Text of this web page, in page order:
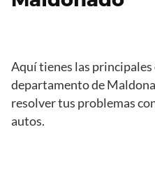
Aquí tienes las principales
departamento de
resolver tus problemas
autos.